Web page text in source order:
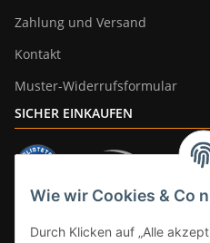
Wie wir Cookies & Co
Durch Klicken auf „Alle
Zahlung und Versand
Kontakt
Muster-Widerrufsformular
SICHER EINKAUFEN